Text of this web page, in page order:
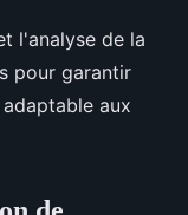
l'analyse de la
pour garantir
aux